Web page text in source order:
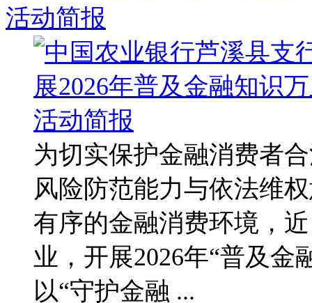
活动简报
为切实保护金融消费者
风险防范能力与依法维
有序的金融消费环境，
业，开展2026年“普及金
以“守护金融 ...